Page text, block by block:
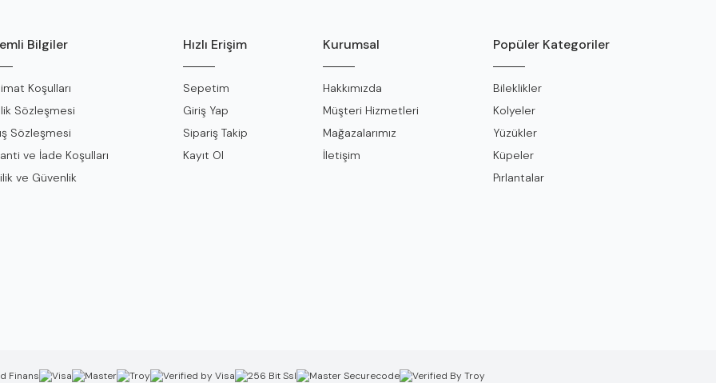
Bilgiler
Koşulları
Sözleşmesi
Sözleşmesi
ve İade Koşulları
ve Güvenlik
Hızlı Erişim
Sepetim
Giriş Yap
Sipariş Takip
Kayıt Ol
Kurumsal
Hakkımızda
Müşteri Hizmetleri
Mağazalarımız
İletişim
Popüler Kategoriler
Bileklikler
Kolyeler
Yüzükler
Küpeler
Pırlantalar